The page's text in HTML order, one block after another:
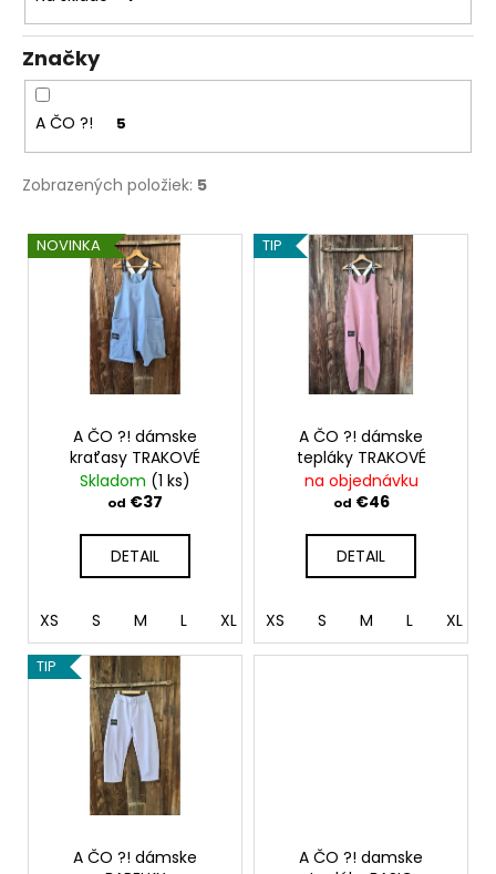
t
o
v
Značky
A ČO ?! 5
Zobrazených položiek: 5
V
ý
NOVINKA
A ČO ?! dámske
kraťasy TRAKOVÉ
Skladom (1 ks)
od €37
DETAIL
XS S M L XL XXL
TIP
A ČO ?! dámske
tepláky TRAKOVÉ
na objednávku
od €46
DETAIL
XS S M L XL
TIP
A ČO ?! dámske
A ČO ?! damske
á
j
s
?
HĽADAŤ